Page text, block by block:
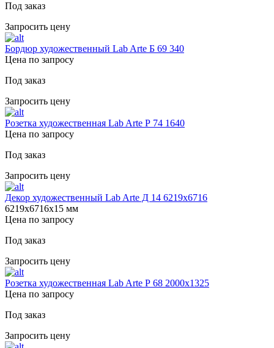
Под заказ
Запросить цену
Бордюр художественный Lab Arte Б 69 340
Цена по запросу
Под заказ
Запросить цену
Розетка художественная Lab Arte Р 74 1640
Цена по запросу
Под заказ
Запросить цену
Декор художественный Lab Arte Д 14 6219х6716
6219х6716х15 мм
Цена по запросу
Под заказ
Запросить цену
Розетка художественная Lab Arte Р 68 2000х1325
Цена по запросу
Под заказ
Запросить цену